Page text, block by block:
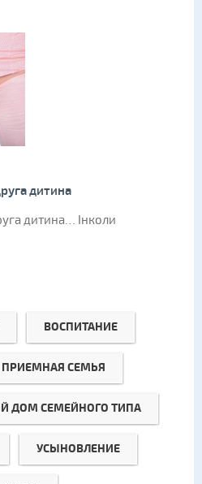
дитина
дитина… Інколи
ВОСПИТАНИЕ
ПРИЕМНАЯ СЕМЬЯ
ДОМ СЕМЕЙНОГО ТИПА
УСЫНОВЛЕНИЕ